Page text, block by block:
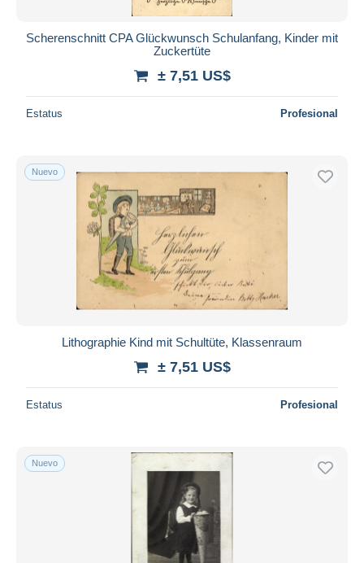
Scherenschnitt CPA Glückwunsch Schulanfang, Kinder mit
Zuckertüte
± 7,51 US$
Estatus Profesional
Nuevo
Lithographie Kind mit Schultüte, Klassenraum
± 7,51 US$
Estatus Profesional
Nuevo